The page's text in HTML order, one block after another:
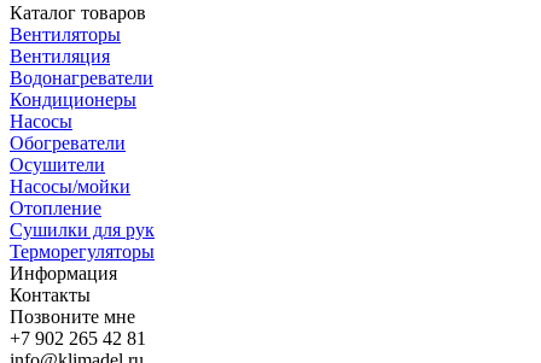
Каталог товаров
Вентиляторы
Вентиляция
Водонагреватели
Кондиционеры
Насосы
Обогреватели
Осушители
Насосы/мойки
Отопление
Сушилки для рук
Терморегуляторы
Информация
Контакты
Позвоните мне
+7 902 265 42 81